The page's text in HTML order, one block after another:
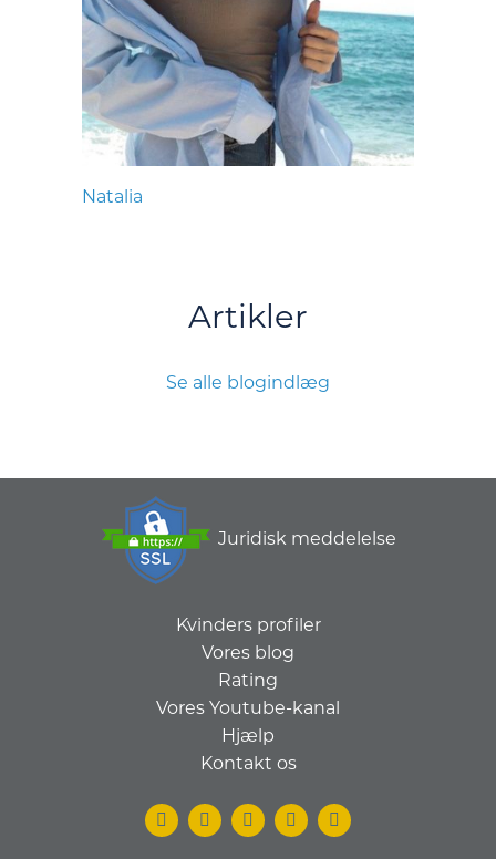
Natalia
Artikler
Se alle blogindlæg
Juridisk meddelelse
Kvinders profiler
Vores blog
Rating
Vores Youtube-kanal
Hjælp
Kontakt os